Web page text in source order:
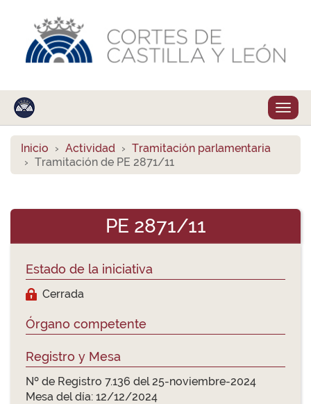
Inicio Actividad
Tramitación parlamentaria
Tramitación de PE 2871/11
PE 2871/11
Estado de la iniciativa
Cerrada
Órgano competente
Registro y Mesa
Nº de Registro 7.136 del 25-noviembre-2024
Mesa del día: 12/12/2024